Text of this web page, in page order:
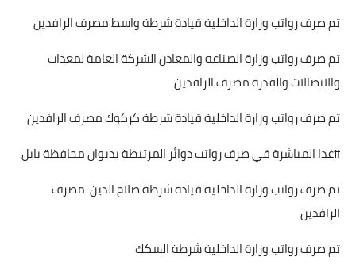
تم صرف رواتب وزارة الداخلية قيادة شرطة واسط مصرف الرافدين
تم صرف رواتب وزارة الصناعه والمعادن الشركة العامة لمعدات
والاتصالات والقدرة مصرف الرافدين
تم صرف رواتب وزارة الداخلية قيادة شرطة كركوك مصرف الرافدين
#غدا المباشرة في صرف رواتب دوائر المرتبطة بديوان محافظة بابل
تم صرف رواتب وزارة الداخلية قيادة شرطة صلاح الدين مصرف
الرافدين
تم صرف رواتب وزارة الداخلية شرطة السكك